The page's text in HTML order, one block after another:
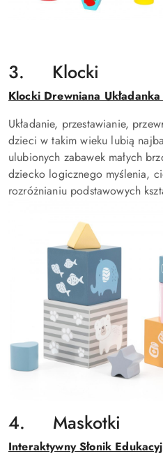
3. Klocki
Klocki Drewniana
Układanie, przestawianie,
dzieci w takim wieku lubią
ulubionych zabawek małych
dziecko logicznego myślenia,
rozróżnianiu podstawowych
4. Maskotki
Interaktywny Słonik